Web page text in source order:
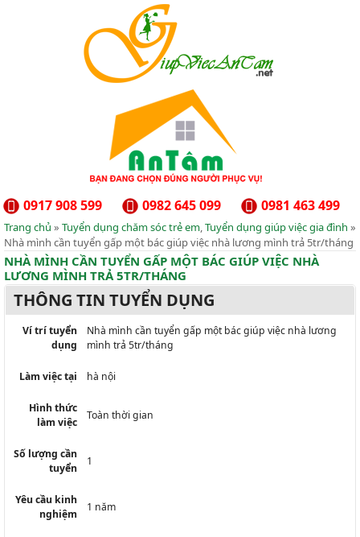
0981 463 499
0982 645 099
0917 908 599
Trang chủ » Tuyển dụng chăm sóc trẻ em,Tuyển dụng giúp việc gia đình »
Nhà mình cần tuyển gấp một bác giúp việc nhà lương mình trả 5tr/tháng
NHÀ MÌNH CẦN TUYỂN GẤP MỘT BÁC GIÚP VIỆC NHÀ
LƯƠNG MÌNH TRẢ 5TR/THÁNG
THÔNG TIN TUYỂN DỤNG
Ví trí tuyển
dụng
Nhà mình cần tuyển gấp một bác giúp việc nhà lương
mình trả 5tr/tháng
Làm việc tại hà nội
Hình thức
làm việc
Toàn thời gian
Số lượng cần
tuyển
1
Yêu cầu kinh
nghiệm
1 năm